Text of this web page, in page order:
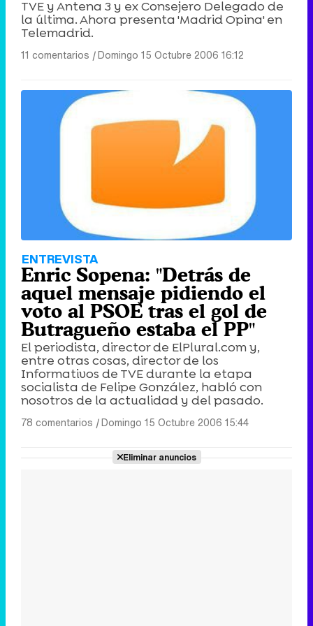
TVE y Antena 3 y ex Consejero Delegado de
la última. Ahora presenta 'Madrid Opina' en
Telemadrid.
11 comentarios |Domingo 15 Octubre 2006 16:12
ENTREVISTA
Enric Sopena: "Detrás de
aquel mensaje pidiendo el
voto al PSOE tras el gol de
Butragueño estaba el PP"
El periodista, director de ElPlural.com y,
entre otras cosas, director de los
Informativos de TVE durante la etapa
socialista de Felipe González, habló con
nosotros de la actualidad y del pasado.
78 comentarios |Domingo 15 Octubre 2006 15:44
Eliminar anuncios